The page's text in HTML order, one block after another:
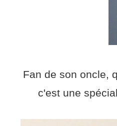
Fan de son oncle,
c'est une